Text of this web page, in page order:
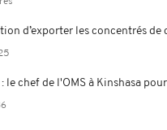
d’exporter les concentrés
: le chef de l'OMS à Kinshasa